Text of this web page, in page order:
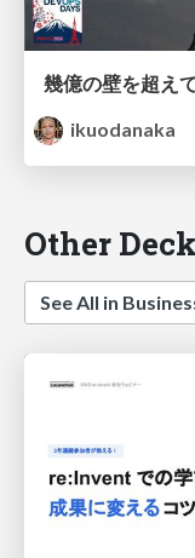
幾億の壁を超え
ikuodanaka
Other
See All in